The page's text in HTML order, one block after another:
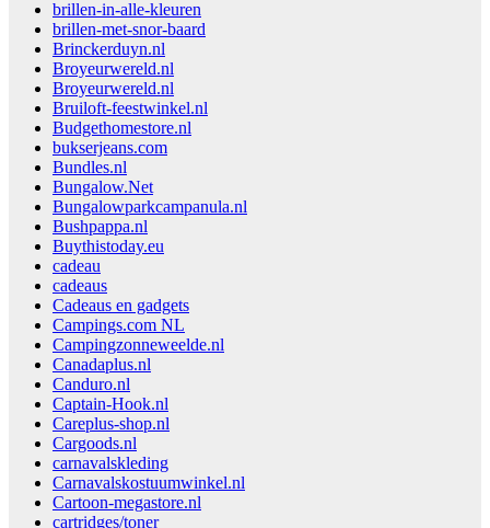
brillen-in-alle-kleuren
brillen-met-snor-baard
Brinckerduyn.nl
Broyeurwereld.nl
Broyeurwereld.nl
Bruiloft-feestwinkel.nl
Budgethomestore.nl
bukserjeans.com
Bundles.nl
Bungalow.Net
Bungalowparkcampanula.nl
Bushpappa.nl
Buythistoday.eu
cadeau
cadeaus
Cadeaus en gadgets
Campings.com NL
Campingzonneweelde.nl
Canadaplus.nl
Canduro.nl
Captain-Hook.nl
Careplus-shop.nl
Cargoods.nl
carnavalskleding
Carnavalskostuumwinkel.nl
Cartoon-megastore.nl
cartridges/toner